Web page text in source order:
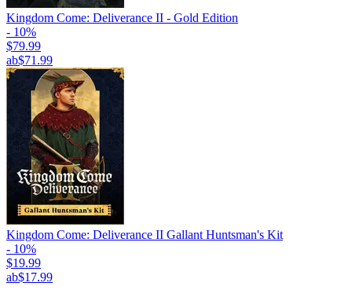
Kingdom Come: Deliverance II - Gold Edition
- 10%
$79.99
ab$71.99
Kingdom Come: Deliverance II Gallant Huntsman's Kit
- 10%
$19.99
ab$17.99